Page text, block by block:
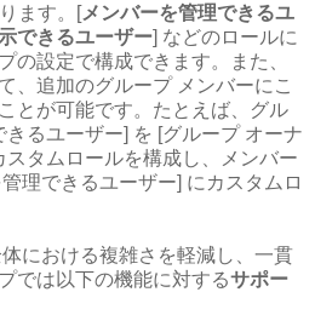
ます。[メンバーを管理できるユ
できるユーザー] などのロールに
の設定で構成できます。また、
、追加のグループ メンバーにこ
とが可能です。たとえば、グル
るユーザー] を [グループ オーナ
タムロールを構成し、メンバー
理できるユーザー] にカスタムロ
における複雑さを軽減し、一貫
では以下の機能に対するサポー